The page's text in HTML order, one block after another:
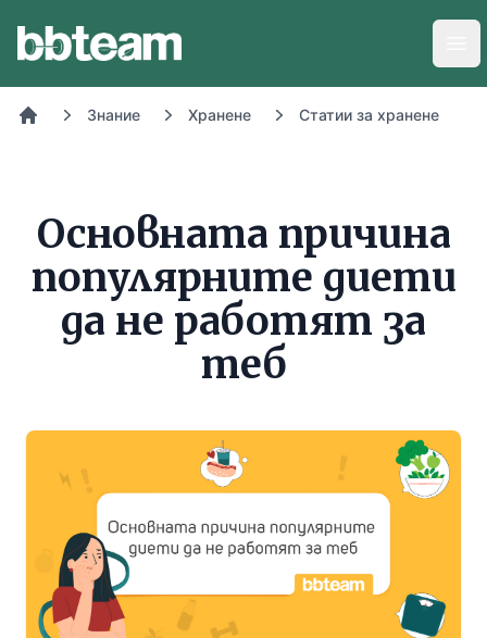
Знание Хранене Статии за хранене
Основната причина
популярните диети
да не работят за
теб